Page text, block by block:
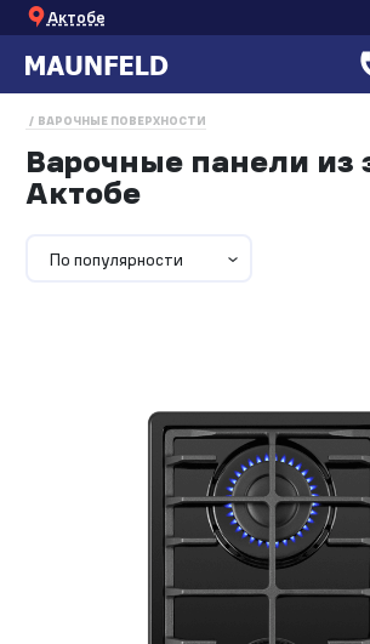
Актобе
ВАРОЧНЫЕ ПОВЕРХНОСТИ
Варочные панели из
Актобе
По популярности